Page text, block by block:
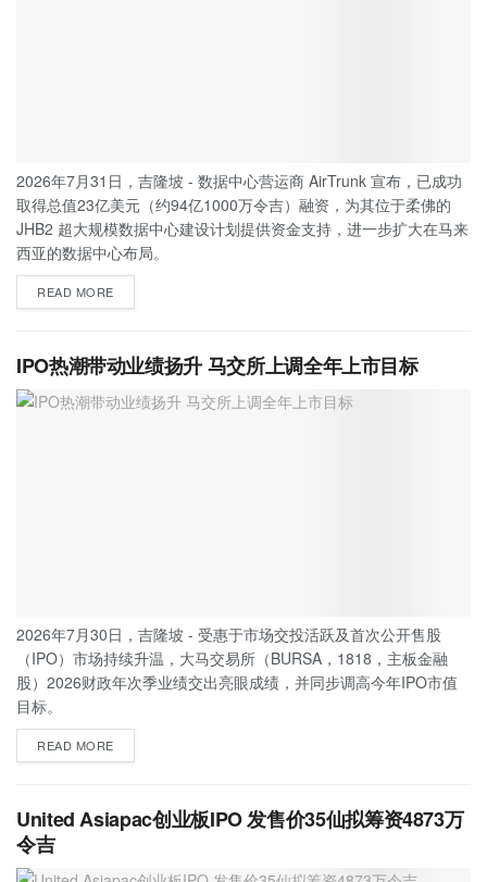
2026年7月31日，吉隆坡 - 数据中心营运商 AirTrunk 宣布，已成功
取得总值23亿美元（约94亿1000万令吉）融资，为其位于柔佛的
JHB2 超大规模数据中心建设计划提供资金支持，进一步扩大在马来
西亚的数据中心布局。
READ MORE
IPO热潮带动业绩扬升 马交所上调全年上市目标
2026年7月30日，吉隆坡 - 受惠于市场交投活跃及首次公开售股
（IPO）市场持续升温，大马交易所（BURSA，1818，主板金融
股）2026财政年次季业绩交出亮眼成绩，并同步调高今年IPO市值
目标。
READ MORE
United Asiapac创业板IPO 发售价35仙拟筹资4873万
令吉